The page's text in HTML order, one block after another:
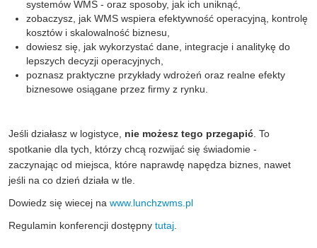
systemów WMS - oraz sposoby, jak ich uniknąć,
zobaczysz, jak WMS wspiera efektywność operacyjną, kontrolę
kosztów i skalowalność biznesu,
dowiesz się, jak wykorzystać dane, integracje i analitykę do
lepszych decyzji operacyjnych,
poznasz praktyczne przykłady wdrożeń oraz realne efekty
biznesowe osiągane przez firmy z rynku.
Jeśli działasz w logistyce, nie możesz tego przegapić. To
spotkanie dla tych, którzy chcą rozwijać się świadomie -
zaczynając od miejsca, które naprawdę napędza biznes, nawet
jeśli na co dzień działa w tle.
Dowiedz się wiecej na www.lunchzwms.pl
Regulamin konferencji dostępny tutaj.